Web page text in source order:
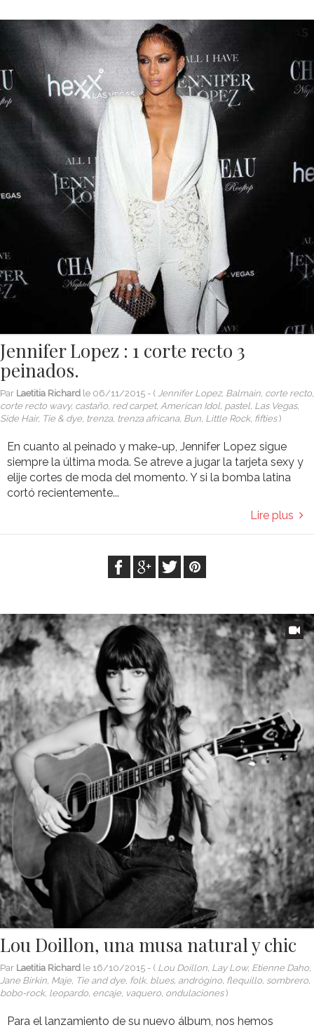
Jennifer Lopez : 1 corte recto 3
peinados.
Par Laetitia Richard le 06/11/2015 - ( Jennifer Lopez, Balmain, corte recto,
corte recto wavy, castaño, red carpet, American Idol, pastel, Las Vegas,
Side Hair, Tie & dye, trenza, trenza africana, Bun, Little Rock, fifties)
En cuanto al peinado y make-up, Jennifer Lopez sigue
siempre la última moda. Se atreve a jugar la tarjeta sexy y
elije cortes de moda del momento. Y si la bomba latina
cortó recientemente...
Lire plus
Lou Doillon, una musa natural y chic
Par Laetitia Richard le 16/10/2015 - ( Lou Doillon, Lay Low, Etienne Daho,
Jane Birkin, Maje, Tie and dye, folk, blues, andrógino, flequillo, sombrero,
bobo-rock, leopardo, encaje, vaquero, ondulaciones)
Para el lanzamiento de su nuevo álbum, nos hemos